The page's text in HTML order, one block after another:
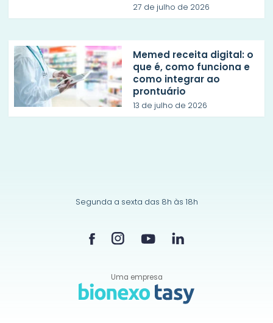
27 de julho de 2026
Memed receita digital: o
que é, como funciona e
como integrar ao
prontuário
13 de julho de 2026
Segunda a sexta das 8h às 18h
Uma empresa